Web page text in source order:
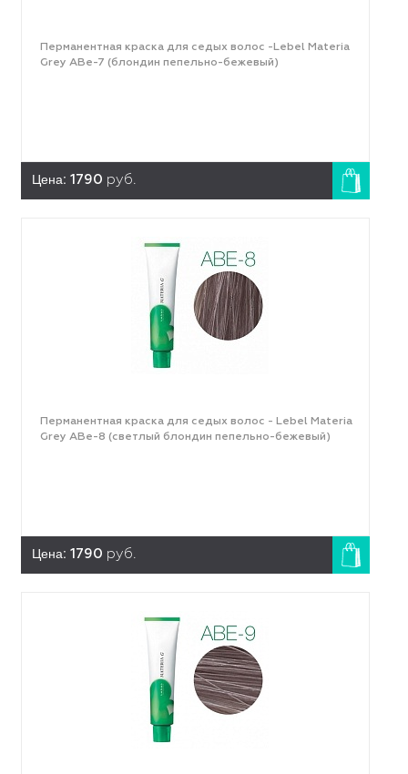
Перманентная краска для седых волос -Lebel Materia
Grey ABe-7 (блондин пепельно-бежевый)
Цена: 1790 руб.
Перманентная краска для седых волос - Lebel Materia
Grey ABe-8 (светлый блондин пепельно-бежевый)
Цена: 1790 руб.